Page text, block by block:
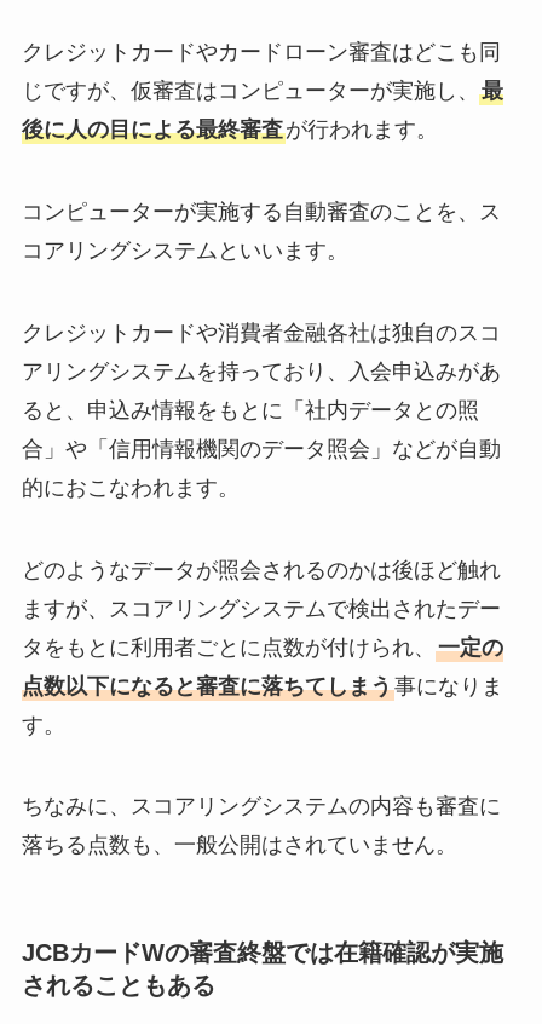
クレジットカードやカードローン審査はどこも同
じですが、仮審査はコンピューターが実施し、 最
後に人の目による最終審査が行われます。
コンピューターが実施する自動審査のことを、ス
コアリングシステムといいます。
クレジットカードや消費者金融各社は独自のスコ
アリングシステムを持っており、入会申込みがあ
ると、申込み情報をもとに「社内データとの照
合」や「信用情報機関のデータ照会」などが自動
的におこなわれます。
どのようなデータが照会されるのかは後ほど触れ
ますが、スコアリングシステムで検出されたデー
タをもとに利用者ごとに点数が付けられ、 一定の
点数以下になると審査に落ちてしまう事になりま
す。
ちなみに、スコアリングシステムの内容も審査に
落ちる点数も、一般公開はされていません。
JCBカードWの審査終盤では在籍確認が実施
されることもある